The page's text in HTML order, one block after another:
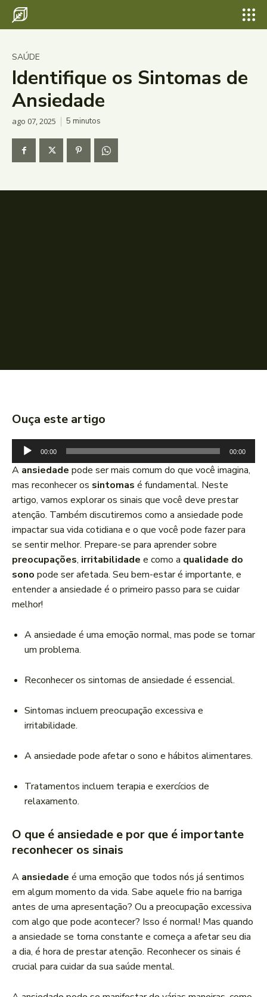
SAÚDE
Identifique os Sintomas de
Ansiedade
ago 07, 2025 5 minutos
Ouça este artigo
o
c
a
d
o
r
d
e
á
u
d
o
00:00 00:00
A ansiedade pode ser mais comum do que você imagina,
mas reconhecer os sintomas é fundamental. Neste
artigo, vamos explorar os sinais que você deve prestar
atenção. Também discutiremos como a ansiedade pode
impactar sua vida cotidiana e o que você pode fazer para
se sentir melhor. Prepare-se para aprender sobre
preocupações, irritabilidade e como a qualidade do
sono pode ser afetada. Seu bem-estar é importante, e
entender a ansiedade é o primeiro passo para se cuidar
melhor!
A ansiedade é uma emoção normal, mas pode se tornar
um problema.
Reconhecer os sintomas de ansiedade é essencial.
Sintomas incluem preocupação excessiva e
irritabilidade.
A ansiedade pode afetar o sono e hábitos alimentares.
Tratamentos incluem terapia e exercícios de
relaxamento.
O que é ansiedade e por que é importante
reconhecer os sinais
A ansiedade é uma emoção que todos nós já sentimos
em algum momento da vida. Sabe aquele frio na barriga
antes de uma apresentação? Ou a preocupação excessiva
com algo que pode acontecer? Isso é normal! Mas quando
a ansiedade se torna constante e começa a afetar seu dia
a dia, é hora de prestar atenção. Reconhecer os sinais é
crucial para cuidar da sua saúde mental.